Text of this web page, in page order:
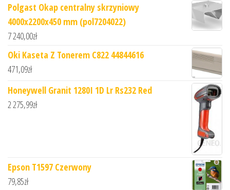
Polgast Okap centralny skrzyniowy
4000x2200x450 mm (pol7204022)
7 240,00zł
Oki Kaseta Z Tonerem C822 44844616
471,09zł
Honeywell Granit 1280I 1D Lr Rs232 Red
2 275,99zł
Epson T1597 Czerwony
79,85zł